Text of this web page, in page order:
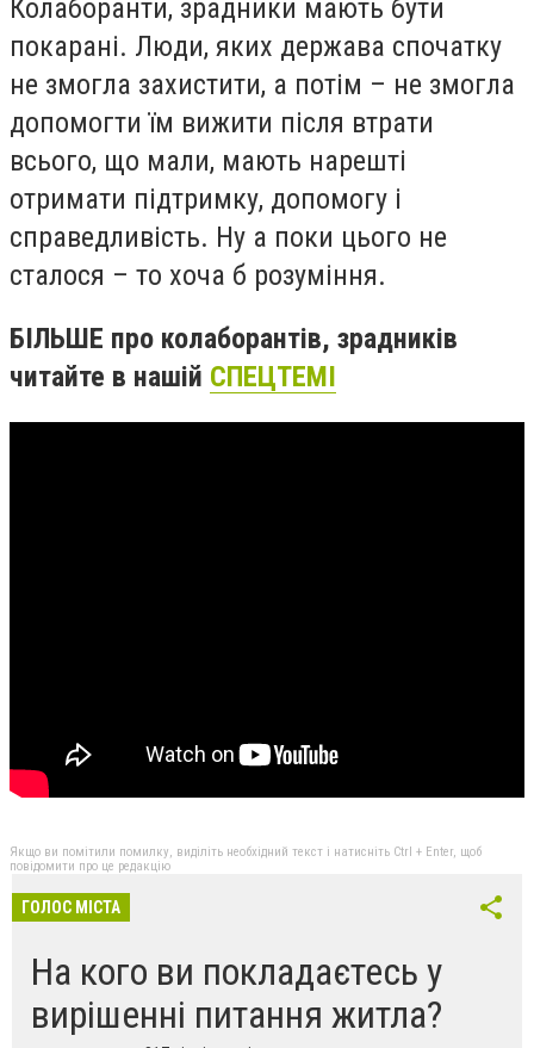
Колаборанти, зрадники мають бути
покарані. Люди, яких держава спочатку
не змогла захистити, а потім – не змогла
допомогти їм вижити після втрати
всього, що мали, мають нарешті
отримати підтримку, допомогу і
справедливість. Ну а поки цього не
сталося – то хоча б розуміння.
БІЛЬШЕ про колаборантів, зрадників
читайте в нашій СПЕЦТЕМІ
Якщо ви помітили помилку, виділіть необхідний текст і натисніть Ctrl + Enter, щоб
повідомити про це редакцію
ГОЛОС МІСТА
На кого ви покладаєтесь у
вирішенні питання житла?